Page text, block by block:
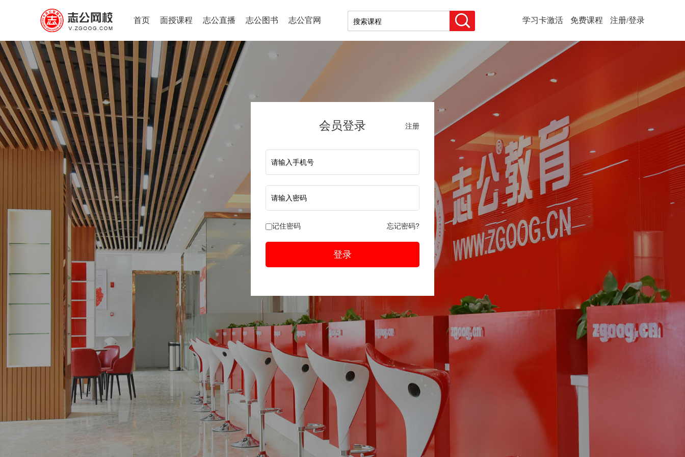
首页 面授课程 志公直播 志公图书 志公官网 学习卡激活 免费课程 注册/登录
注册
会员登录
记住密码 忘记密码?